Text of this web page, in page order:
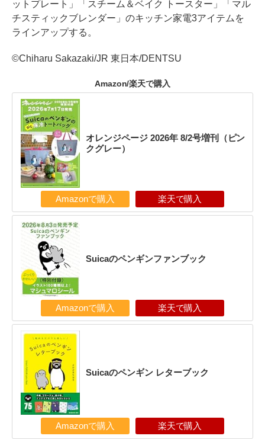
ットプレート」「スチーム＆ベイク トースター」「マル
チスティックブレンダー」のキッチン家電3アイテムを
ラインアップする。
©Chiharu Sakazaki/JR 東日本/DENTSU
Amazon/楽天で購入
オレンジページ 2026年 8/2号増刊（ピン
クグレー）
Amazonで購入 楽天で購入
Suicaのペンギンファンブック
Amazonで購入 楽天で購入
Suicaのペンギン レターブック
Amazonで購入 楽天で購入